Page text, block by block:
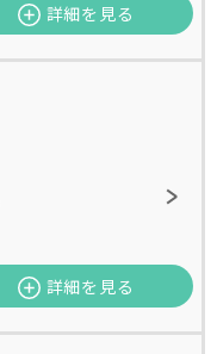
詳細を見る
詳細を見る